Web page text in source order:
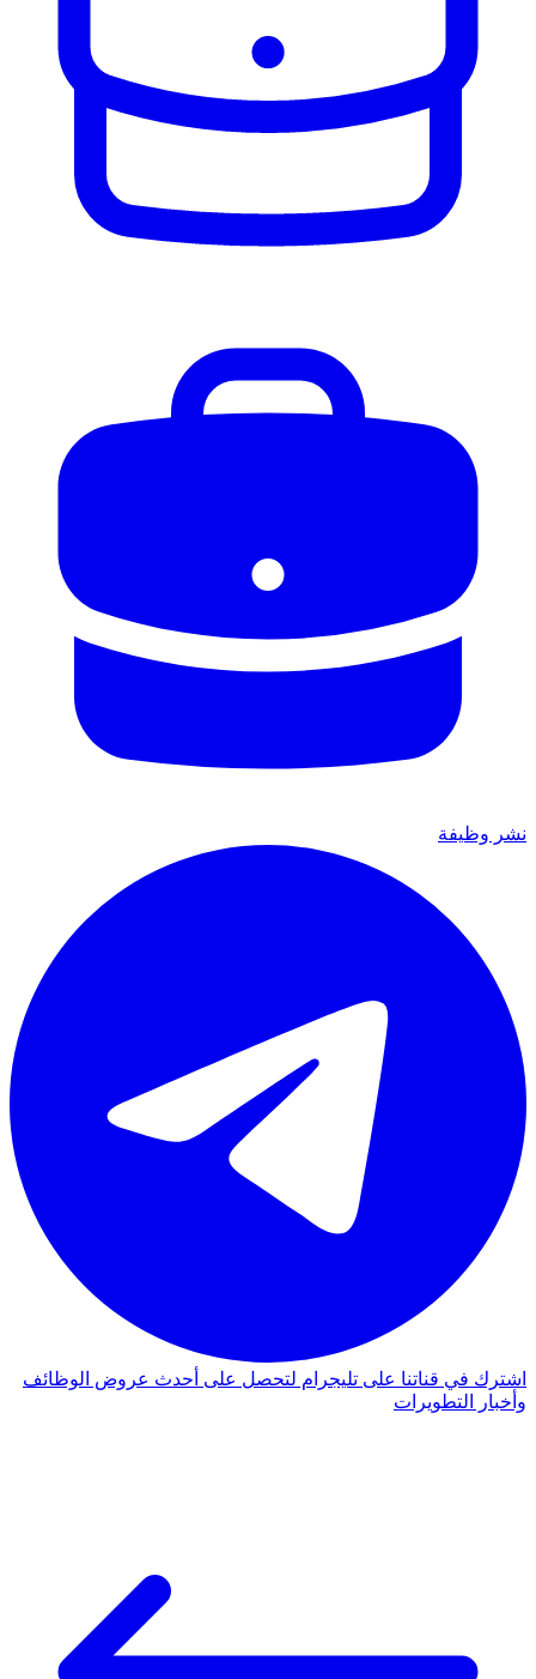
نشر وظيفة
اشترك في قناتنا على تليجرام لتحصل على أحدث عروض الوظائف
وأخبار التطويرات